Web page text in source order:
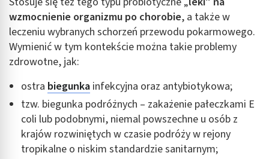
wzmocnienie organizmu po chorobie, a także w
leczeniu wybranych schorzeń przewodu pokarmowego.
Wymienić w tym kontekście można takie problemy
zdrowotne, jak:
ostra biegunka infekcyjna oraz antybiotykowa;
tzw. biegunka podróżnych – zakażenie pałeczkami E
coli lub podobnymi, niemal powszechne u osób z
krajów rozwiniętych w czasie podróży w rejony
tropikalne o niskim standardzie sanitarnym;